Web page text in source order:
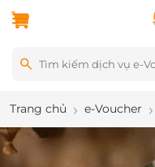
Trang chủ e-Voucher